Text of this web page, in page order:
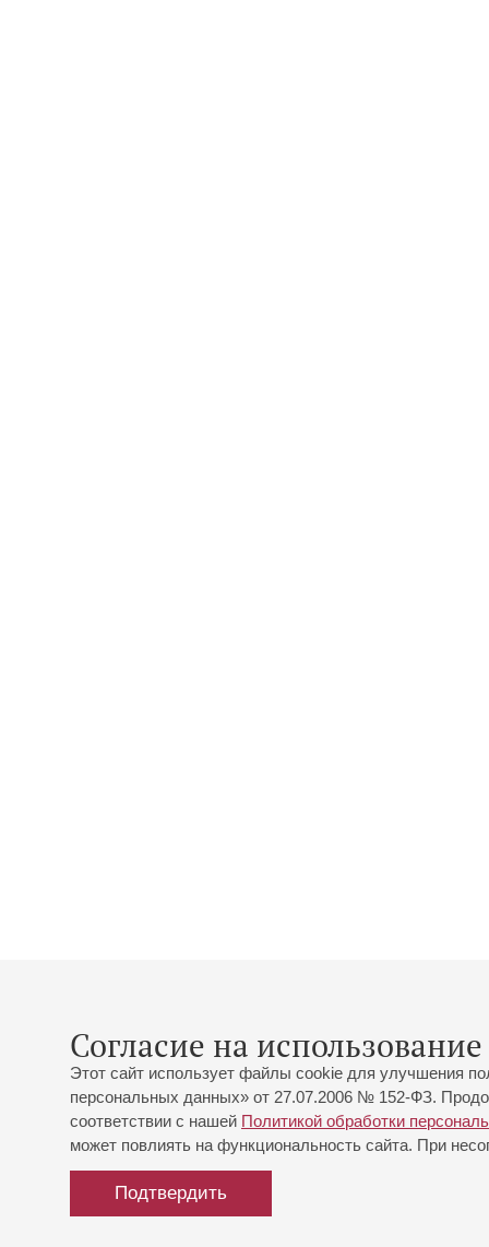
Согласие на
Этот сайт использует файлы cookie для улучшения
персональных данных» от 27.07.2006 № 152-ФЗ.
соответствии с нашей Политикой обработки
может повлиять на функциональность сайта. При
Подтвердить